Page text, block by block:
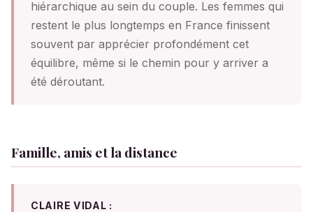
hiérarchique au sein du couple. Les femmes qui
restent le plus longtemps en France finissent
souvent par apprécier profondément cet
équilibre, même si le chemin pour y arriver a
été déroutant.
Famille, amis et la distance
CLAIRE VIDAL :